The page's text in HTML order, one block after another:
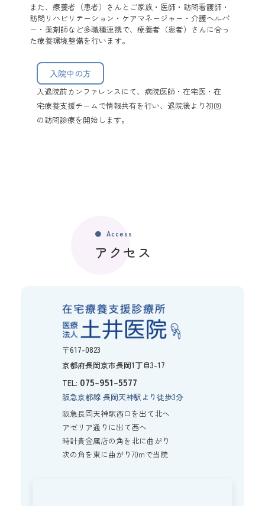
また、療養者（患者）さんとご家族・医師・訪問看護師・
訪問リハビリテーション・ケアマネージャー・介護ヘルパ
ー・薬剤師など多職種連携で、療養者（患者）さんに合っ
た療養環境整備を行います。
入院中の方
入退院前カンファレンスにて、病院医師・在宅医・在
宅療養支援チームで情報共有を行い、退院後より初回
の訪問診療を開始します。
Access
アクセス
〒617-0823
京都府長岡京市長岡1丁目3-17
TEL: 075-951-5577
阪急京都線 長岡天神駅より徒歩3分
阪急長岡天神駅西口を出て北へ
アゼリア通りに出て西へ
時計貴金属店の角を北に曲がり
次の角を東に曲がり70mで当院